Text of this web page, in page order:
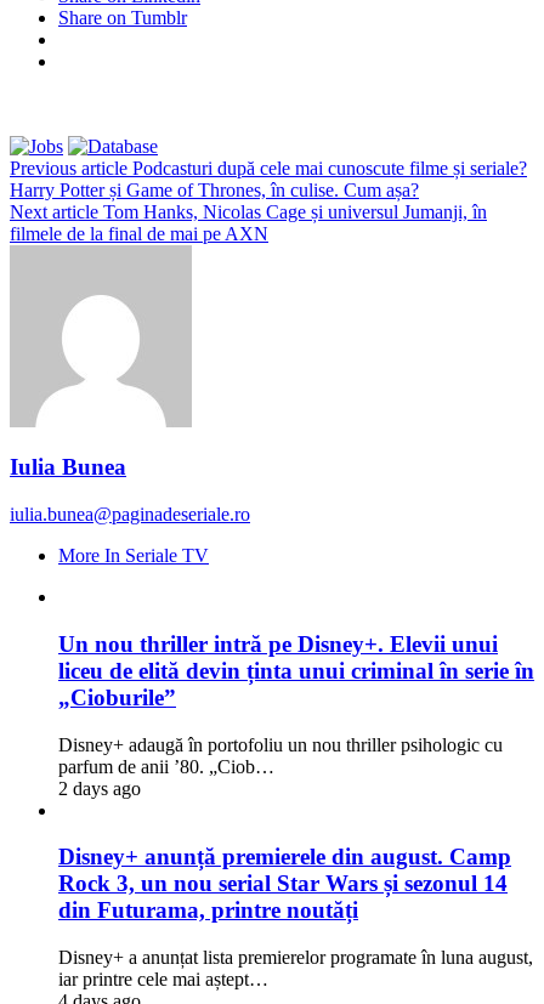
Share on Tumblr
Previous article Podcasturi după cele mai cunoscute filme și seriale?
Harry Potter și Game of Thrones, în culise. Cum așa?
Next article Tom Hanks, Nicolas Cage și universul Jumanji, în
filmele de la final de mai pe AXN
Iulia Bunea
iulia.bunea@paginadeseriale.ro
More In Seriale TV
Un nou thriller intră pe Disney+. Elevii unui
liceu de elită devin ținta unui criminal în serie în
„Cioburile”
Disney+ adaugă în portofoliu un nou thriller psihologic cu
parfum de anii ’80. „Ciob…
2 days ago
Disney+ anunță premierele din august. Camp
Rock 3, un nou serial Star Wars și sezonul 14
din Futurama, printre noutăți
Disney+ a anunțat lista premierelor programate în luna august,
iar printre cele mai aștept…